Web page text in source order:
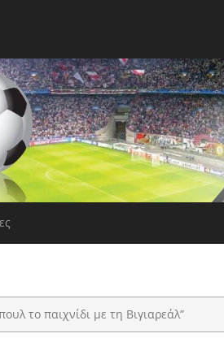
το παιχνίδι με τη Βιγιαρεάλ”